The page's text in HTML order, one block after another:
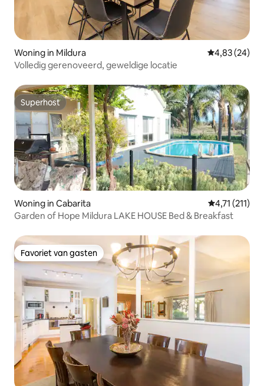
Woning in Mildura Gemiddelde
4,83 (24)
Volledig gerenoveerd, geweldige locatie
Superhost
Superhost
Woning in Cabarita Gemiddelde
4,71 (211)
Garden of Hope Mildura LAKE HOUSE Bed & Breakfast
Favoriet van gasten
Favoriet van gasten